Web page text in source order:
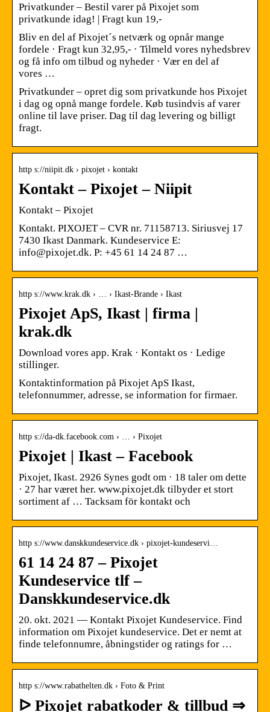
Privatkunder – Bestil varer på Pixojet som
privatkunde idag! | Fragt kun 19,-
Bliv en del af Pixojet´s netværk og opnår mange
fordele · Fragt kun 32,95,- · Tilmeld vores nyhedsbrev
og få info om tilbud og nyheder · Vær en del af
vores …
Privatkunder – opret dig som privatkunde hos Pixojet
i dag og opnå mange fordele. Køb tusindvis af varer
online til lave priser. Dag til dag levering og billigt
fragt.
http s://niipit.dk › pixojet › kontakt
Kontakt – Pixojet – Niipit
Kontakt – Pixojet
Kontakt. PIXOJET – CVR nr. 71158713. Siriusvej 17
7430 Ikast Danmark. Kundeservice E:
info@pixojet.dk. P: +45 61 14 24 87 …
http s://www.krak.dk › … › Ikast-Brande › Ikast
Pixojet ApS, Ikast | firma |
krak.dk
Download vores app. Krak · Kontakt os · Ledige
stillinger.
Kontaktinformation på Pixojet ApS Ikast,
telefonnummer, adresse, se information for firmaer.
http s://da-dk.facebook.com › … › Pixojet
Pixojet | Ikast – Facebook
Pixojet, Ikast. 2926 Synes godt om · 18 taler om dette
· 27 har været her. www.pixojet.dk tilbyder et stort
sortiment af … Tacksam för kontakt och
http s://www.danskkundeservice.dk › pixojet-kundeservi…
61 14 24 87 – Pixojet
Kundeservice tlf –
Danskkundeservice.dk
20. okt. 2021 — Kontakt Pixojet Kundeservice. Find
information om Pixojet kundeservice. Det er nemt at
finde telefonnumre, åbningstider og ratings for …
http s://www.rabathelten.dk › Foto & Print
ᐅ Pixojet rabatkoder & tillbud ⇒